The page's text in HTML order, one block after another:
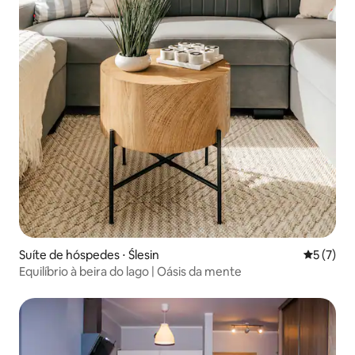
Suíte de hóspedes ⋅ Ślesin 5 de
5 (7)
Equilíbrio à beira do lago | Oásis da mente